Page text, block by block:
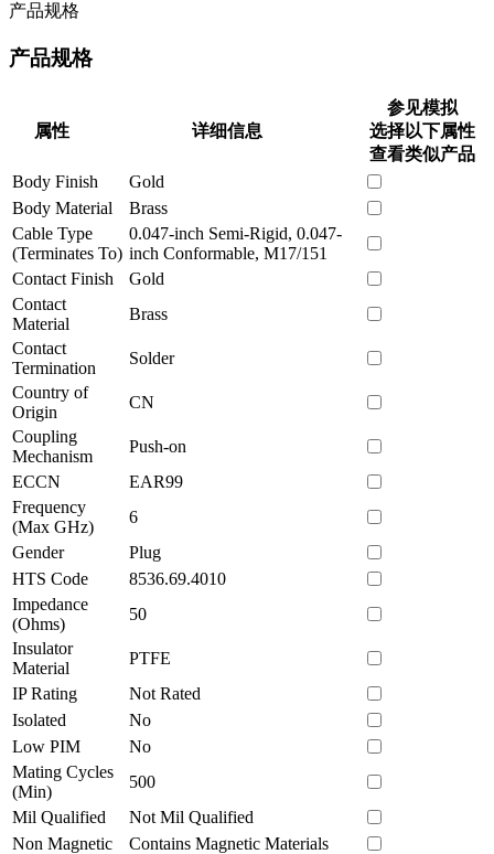
产品规格
产品规格
属性 详细信息
参见模拟
选择以下属性
查看类似产品
Body Finish
Gold
Body Material
Brass
Cable Type
(Terminates To)
0.047-inch Semi-Rigid, 0.047-
inch Conformable, M17/151
Contact Finish
Gold
Contact
Material
Brass
Contact
Termination
Solder
Country of
Origin
CN
Coupling
Mechanism
Push-on
ECCN
EAR99
Frequency
(Max GHz)
6
Gender
Plug
HTS Code
8536.69.4010
Impedance
(Ohms)
50
Insulator
Material
PTFE
IP Rating
Not Rated
Isolated
No
Low PIM
No
Mating Cycles
(Min)
500
Mil Qualified
Not Mil Qualified
Non Magnetic
Contains Magnetic Materials